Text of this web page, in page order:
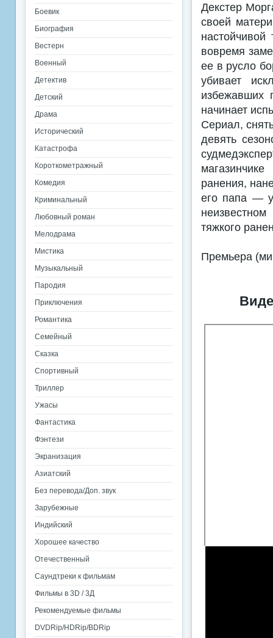
Декстер
своей
вовремя
ее в русло
убивает
избежавших
начинает
Сериал,
девять
ранения,
его папа —
тяжкого
Премьера
Боевик
Биография
Вестерн
Военный
Детектив
Детский
Драма
Исторический
Катастрофа
Короткометражный
Комедия
Криминальный
Любовный роман
Мелодрама
Мистика
Музыкальный
Пародия
Приключения
Романтика
Семейный
Сказка
Спортивный
Триллер
Ужасы
Фантастика
Фэнтези
Экранизация
Азиатский
Без перевода/Доп. звук
Зарубежные
Индийский
Хорошее качество
Отечественный
Саундтреки к фильмам
Фильмы в 3D / 3Д
Рекомендуемые фильмы
DVDRip/HDRip/BDRip